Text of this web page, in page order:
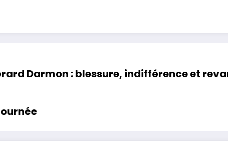
Darmon : blessure, indifférence et